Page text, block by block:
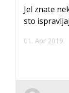
Jel znate
sto
01. Apr 2019.